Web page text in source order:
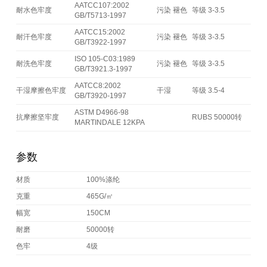
耐水色牢度
AATCC107:2002
GB/T5713-1997
污染 褪色 等级 3-3.5
耐汗色牢度
AATCC15:2002
GB/T3922-1997
污染 褪色 等级 3-3.5
耐洗色牢度
ISO 105-C03:1989
GB/T3921.3-1997
污染 褪色 等级 3-3.5
干湿摩擦色牢度
AATCC8:2002
GB/T3920-1997
干湿 等级 3.5-4
抗摩擦坚牢度
ASTM D4966-98
MARTINDALE 12KPA
RUBS 50000转
参数
材质
100%涤纶
克重
465G/㎡
幅宽
150CM
耐磨
50000转
色牢
4级